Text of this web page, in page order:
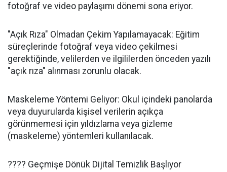
fotoğraf ve video paylaşımı dönemi sona eriyor.
​"Açık Rıza" Olmadan Çekim Yapılamayacak: Eğitim
süreçlerinde fotoğraf veya video çekilmesi
gerektiğinde, velilerden ve ilgililerden önceden yazılı
"açık rıza" alınması zorunlu olacak.
​Maskeleme Yöntemi Geliyor: Okul içindeki panolarda
veya duyurularda kişisel verilerin açıkça
görünmemesi için yıldızlama veya gizleme
(maskeleme) yöntemleri kullanılacak.
​???? Geçmişe Dönük Dijital Temizlik Başlıyor